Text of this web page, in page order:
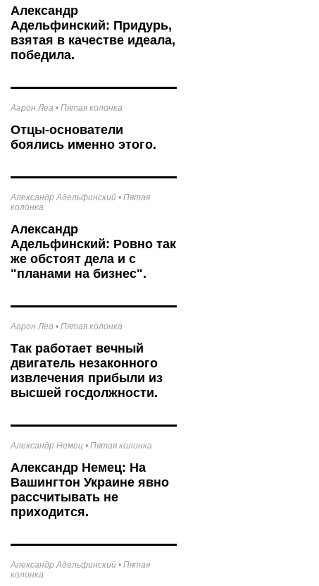
Александр
Адельфинский: Придурь,
взятая в качестве идеала,
победила.
Аарон Леа • Пятая колонка
Отцы-основатели
боялись именно этого.
Александр Адельфинский • Пятая
колонка
Александр
Адельфинский: Ровно так
же обстоят дела и с
"планами на бизнес".
Аарон Леа • Пятая колонка
Так работает вечный
двигатель незаконного
извлечения прибыли из
высшей госдолжности.
Александр Немец • Пятая колонка
Александр Немец: На
Вашингтон Украине явно
рассчитывать не
приходится.
Александр Адельфинский • Пятая
колонка